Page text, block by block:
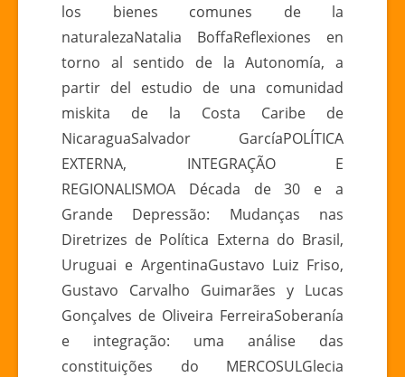
los bienes comunes de la
naturalezaNatalia BoffaReflexiones en
torno al sentido de la Autonomía, a
partir del estudio de una comunidad
miskita de la Costa Caribe de
NicaraguaSalvador GarcíaPOLÍTICA
EXTERNA, INTEGRAÇÃO E
REGIONALISMOA Década de 30 e a
Grande Depressão: Mudanças nas
Diretrizes de Política Externa do Brasil,
Uruguai e ArgentinaGustavo Luiz Friso,
Gustavo Carvalho Guimarães y Lucas
Gonçalves de Oliveira FerreiraSoberanía
e integração: uma análise das
constituições do MERCOSULGlecia